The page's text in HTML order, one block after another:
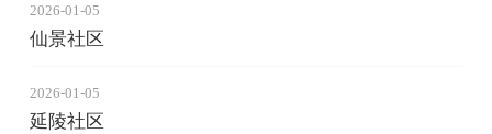
2026-01-05
仙景社区
2026-01-05
延陵社区